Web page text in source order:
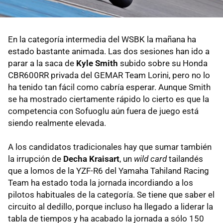
En la categoría intermedia del WSBK la mañana ha
estado bastante animada. Las dos sesiones han ido a
parar a la saca de Kyle Smith subido sobre su Honda
CBR600RR privada del GEMAR Team Lorini, pero no lo
ha tenido tan fácil como cabría esperar. Aunque Smith
se ha mostrado ciertamente rápido lo cierto es que la
competencia con Sofuoglu aún fuera de juego está
siendo realmente elevada.
A los candidatos tradicionales hay que sumar también
la irrupción de Decha Kraisart, un wild cardtailandés
que a lomos de la YZF-R6 del Yamaha Tahiland Racing
Team ha estado toda la jornada incordiando a los
pilotos habituales de la categoría. Se tiene que saber el
circuito al dedillo, porque incluso ha llegado a liderar la
tabla de tiempos y ha acabado la jornada a sólo 150